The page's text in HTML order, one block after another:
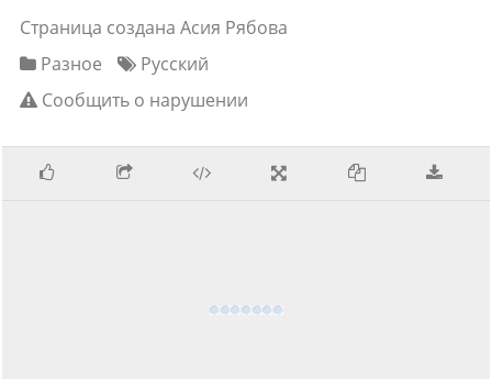
Страница создана Асия Рябова
Разное
Русский
Сообщить о нарушении